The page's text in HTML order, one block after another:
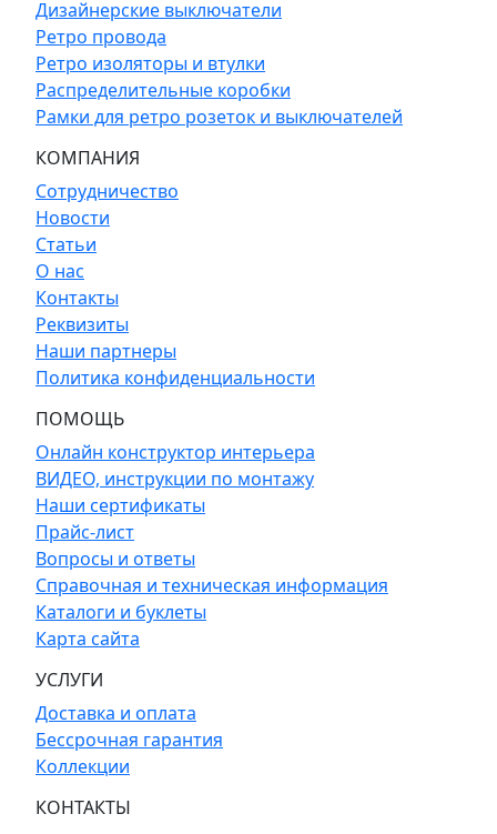
Дизайнерские выключатели
Ретро провода
Ретро изоляторы и втулки
Распределительные коробки
Рамки для ретро розеток и выключателей
КОМПАНИЯ
Сотрудничество
Новости
Статьи
О нас
Контакты
Реквизиты
Наши партнеры
Политика конфиденциальности
ПОМОЩЬ
Онлайн конструктор интерьера
ВИДЕО, инструкции по монтажу
Наши сертификаты
Прайс-лист
Вопросы и ответы
Справочная и техническая информация
Каталоги и буклеты
Карта сайта
УСЛУГИ
Доставка и оплата
Бессрочная гарантия
Коллекции
КОНТАКТЫ